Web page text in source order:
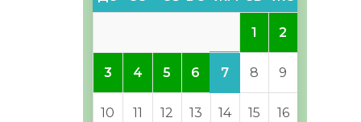
1 2
3 4 5 6 7 8 9
10 11 12 13 14 15 16